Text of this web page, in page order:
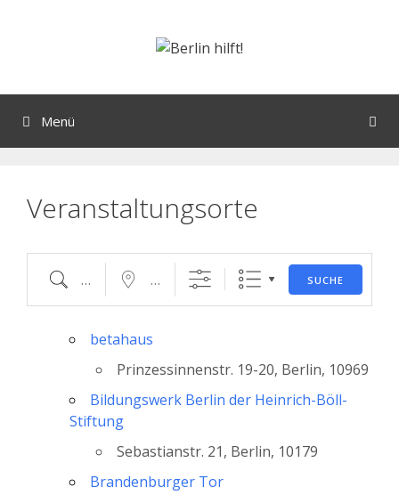
Menü
Veranstaltungsorte
SUCHE
betahaus
Prinzessinnenstr. 19-20, Berlin, 10969
Bildungswerk Berlin der Heinrich-Böll-
Stiftung
Sebastianstr. 21, Berlin, 10179
Brandenburger Tor